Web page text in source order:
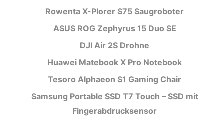
Rowenta X-Plorer S75 Saugroboter
ASUS ROG Zephyrus 15 Duo SE
DJI Air 2S Drohne
Huawei Matebook X Pro Notebook
Tesoro Alphaeon S1 Gaming Chair
Samsung Portable SSD T7 Touch – SSD mit
Fingerabdrucksensor